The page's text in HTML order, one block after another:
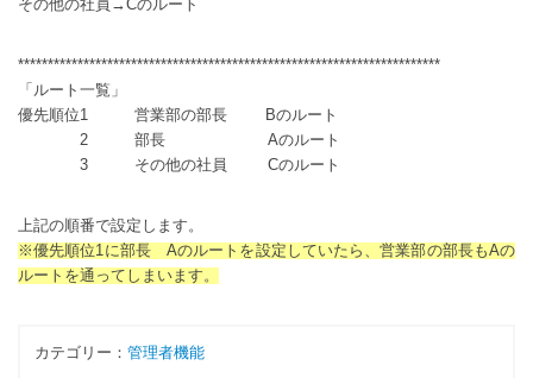
その他の社員→Cのルート
***********************************************************************
「ルート一覧」
優先順位1 営業部の部長 Bのルート
2 部長 Aのルート
3 その他の社員 Cのルート
上記の順番で設定します。
※優先順位1に部長 Aのルートを設定していたら、営業部の部長もAの
ルートを通ってしまいます。
カテゴリー： 管理者機能